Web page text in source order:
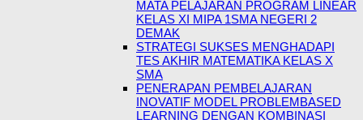
MATA PELAJARAN PROGRAM LINEAR
KELAS XI MIPA 1SMA NEGERI 2
DEMAK
STRATEGI SUKSES MENGHADAPI
TES AKHIR MATEMATIKA KELAS X
SMA
PENERAPAN PEMBELAJARAN
INOVATIF MODEL PROBLEMBASED
LEARNING DENGAN KOMBINASI